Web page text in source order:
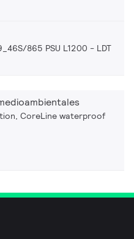
865 PSU L1200 LDT
CoreLine waterproof